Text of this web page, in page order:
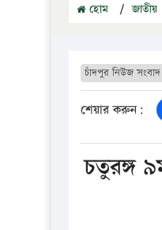
হোম / জাতীয়
চাঁদপুর নিউজ সংবাদ
শেয়ার করুন:
চতুরঙ্গ